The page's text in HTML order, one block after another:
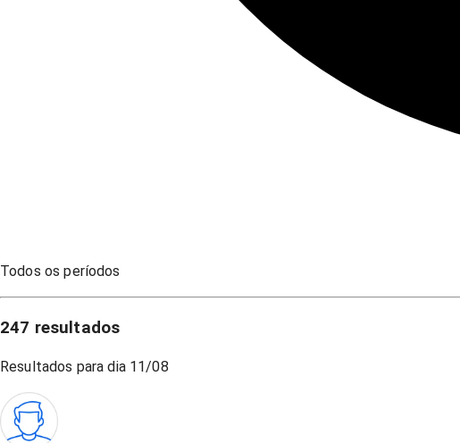
Todos os períodos
247 resultados
Resultados para dia 11/08